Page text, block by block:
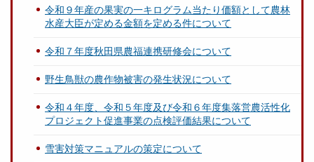
令和９年産の果実の一キログラム当たり価額として農林
水産大臣が定める金額を定める件について
令和７年度秋田県農福連携研修会について
野生鳥獣の農作物被害の発生状況について
令和４年度、令和５年度及び令和６年度集落営農活性化
プロジェクト促進事業の点検評価結果について
雪害対策マニュアルの策定について